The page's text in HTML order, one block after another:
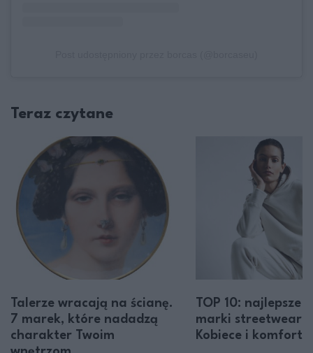
Teraz czytane
Talerze wracają na ścianę.
7 marek, które nadadzą
charakter Twoim
TOP 10: najlepsze
marki
Kobiece i